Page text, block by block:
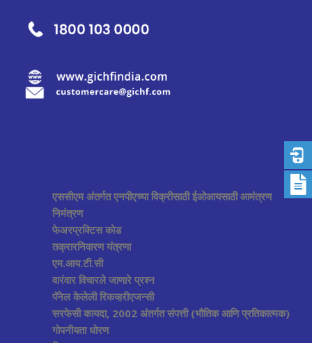
एससीएम अंतर्गत एनपीएच्या विक्रीसाठी ईओआयसाठी आमंत्रण
निमंत्रण
फेअरप्रक्टिस कोड
तक्रारनिवारण यंत्रणा
एम.आय.टी.सी
वारंवार विचारले जाणारे प्रश्न
पॅनेल केलेली रिकव्हरीएजन्सी
सरफेसी कायदा, 2002 अंतर्गत संपत्ती (भौतिक आणि प्रतिकात्मक)
गोपनीयता धोरण